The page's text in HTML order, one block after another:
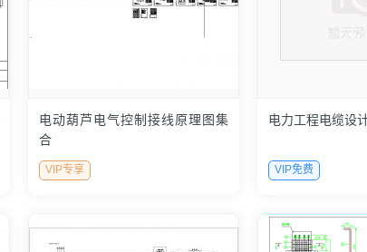
电动葫芦电气控制接线原理图集
合
VIP专享
电力工程电缆设
VIP免费